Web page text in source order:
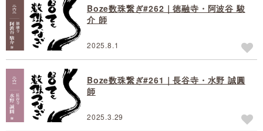
Boze数珠繋ぎ#262｜徳融寺・阿波谷 駿
介 師
2025.8.1
Boze数珠繋ぎ#261｜長谷寺・水野 誠圓
師
2025.3.29